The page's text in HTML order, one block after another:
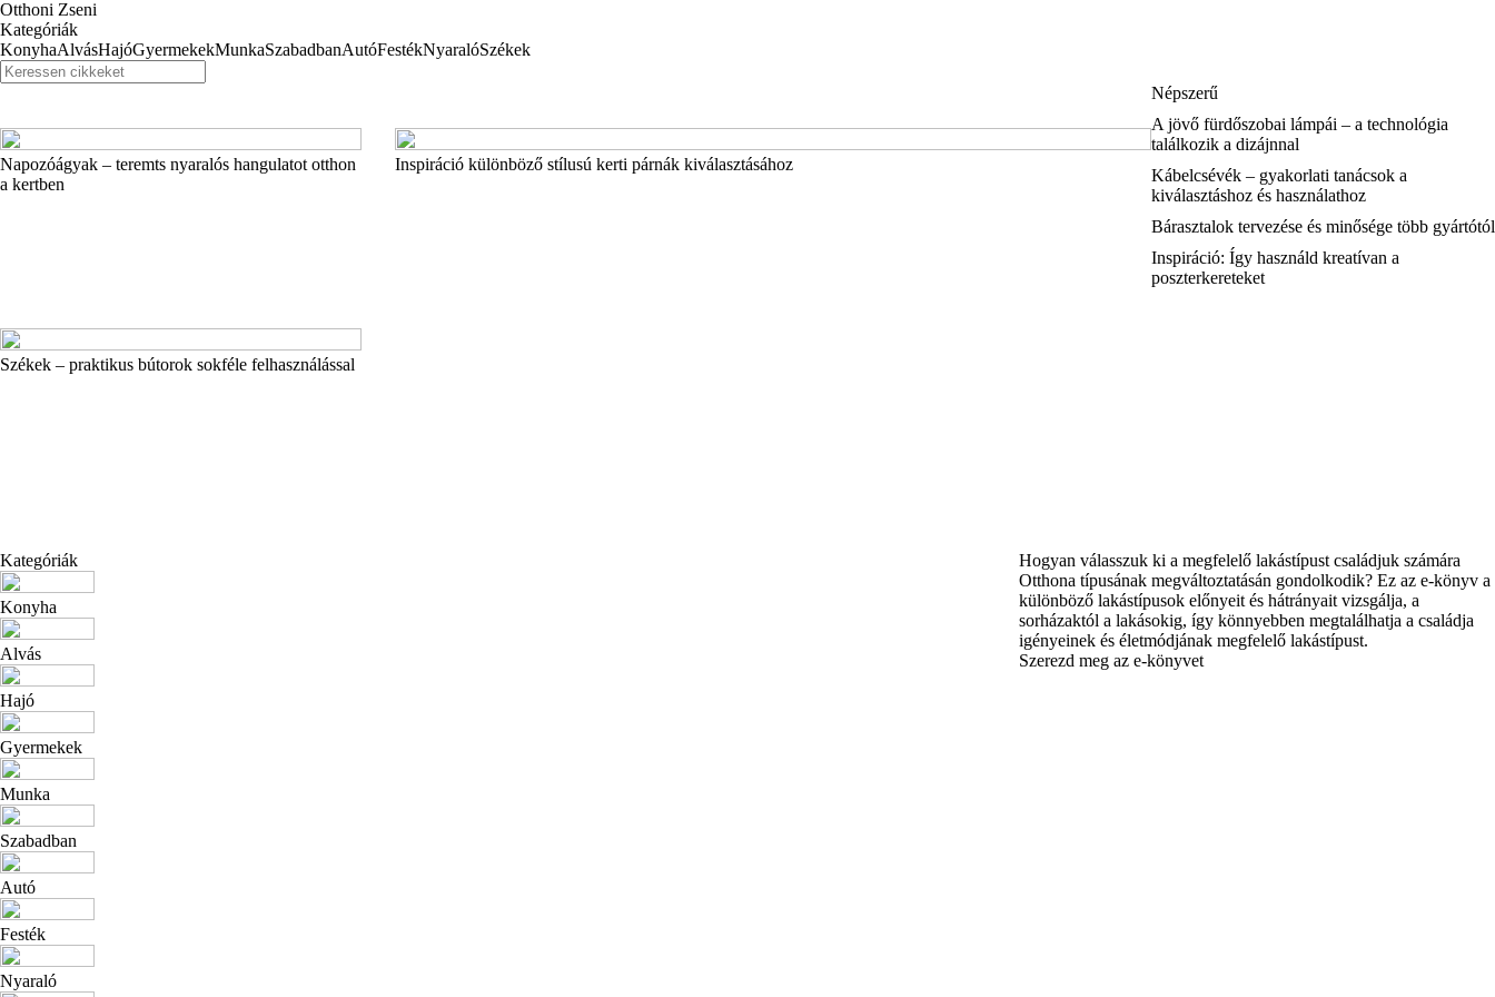
Otthoni Zseni
Kategóriák
KonyhaAlvásHajóGyermekekMunkaSzabadbanAutóFestékNyaralóSzékek
Napozóágyak – teremts nyaralós hangulatot otthon
a kertben
Székek – praktikus bútorok sokféle felhasználással
Inspiráció különböző stílusú kerti párnák kiválasztásához
Népszerű
A jövő fürdőszobai lámpái – a technológia
találkozik a dizájnnal
Kábelcsévék – gyakorlati tanácsok a
kiválasztáshoz és használathoz
Bárasztalok tervezése és minősége több gyártótól
Inspiráció: Így használd kreatívan a
poszterkereteket
Kategóriák
Konyha
Alvás
Hajó
Gyermekek
Munka
Szabadban
Autó
Festék
Nyaraló
Hogyan válasszuk ki a megfelelő lakástípust családjuk számára
Otthona típusának megváltoztatásán gondolkodik? Ez az e-könyv a
különböző lakástípusok előnyeit és hátrányait vizsgálja, a
sorházaktól a lakásokig, így könnyebben megtalálhatja a családja
igényeinek és életmódjának megfelelő lakástípust.
Szerezd meg az e-könyvet